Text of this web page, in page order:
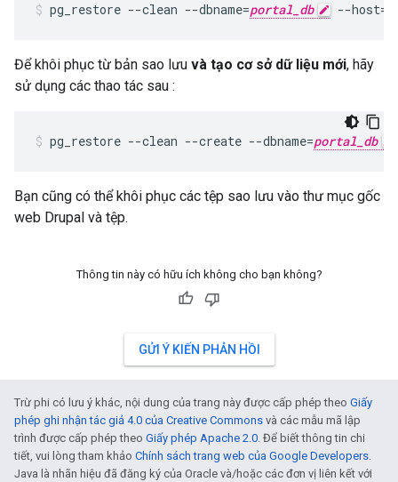
pg_restore --clean --dbname=portal_db --
Để khôi phục từ bản sao lưu và tạo cơ sở dữ liệu mới, hãy
sử dụng các thao tác sau :
pg_restore --clean --create --dbname=portal_db
Bạn cũng có thể khôi phục các tệp sao lưu vào thư mục gốc
web Drupal và tệp.
Thông tin này có hữu ích không cho bạn không?
GỬI Ý KIẾN PHẢN HỒI
Trừ phi có lưu ý khác, nội dung của trang này được cấp phép theo Giấy
phép ghi nhận tác giả 4.0 của Creative Commons và các mẫu mã lập
trình được cấp phép theo Giấy phép Apache 2.0. Để biết thông tin chi
tiết, vui lòng tham khảo Chính sách trang web của Google Developers.
Java là nhãn hiệu đã đăng ký của Oracle và/hoặc các đơn vị liên kết với